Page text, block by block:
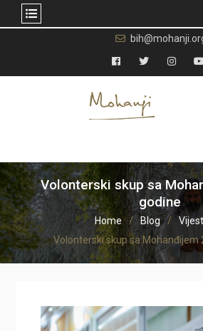
content
Facebook
Twitter
Volonterski skup sa
godine
Home Blog
Volonterski skup sa Mohanđijem